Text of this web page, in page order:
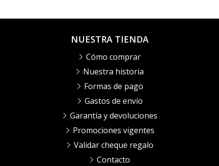
NUESTRA TIENDA
Cómo comprar
Nuestra historia
Formas de pago
Gastos de envío
Garantía y devoluciones
Promociones vigentes
Validar cheque regalo
Contacto